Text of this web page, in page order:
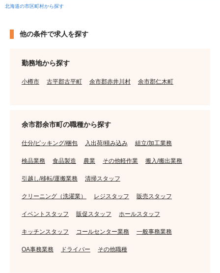
北海道の市区町村から探す
他の条件で求人を探す
勤務地から探す
小樽市 古平郡古平町 余市郡赤井川村 余市郡仁木町
余市郡余市町の職種から探す
仕分/ピッキング/梱包 入出荷/積み込み 組立/加工業務
検品業務 食品製造 農業 その他軽作業 搬入/搬出業務
引越し/移転/運搬業務 清掃スタッフ
クリーニング（洗濯業） レジスタッフ 販売スタッフ
イベントスタッフ 販促スタッフ ホールスタッフ
キッチンスタッフ コールセンター業務 一般事務業務
OA事務業務 ドライバー その他職種